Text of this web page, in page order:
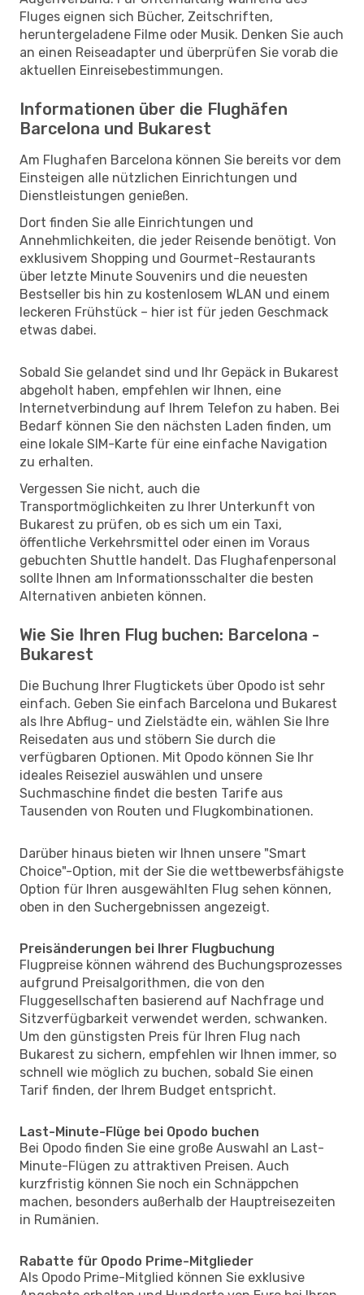
Fluges eignen sich Bücher, Zeitschriften,
heruntergeladene Filme oder Musik. Denken Sie auch
an einen Reiseadapter und überprüfen Sie vorab die
aktuellen Einreisebestimmungen.
Informationen über die Flughäfen
Barcelona und Bukarest
Am Flughafen Barcelona können Sie bereits vor dem
Einsteigen alle nützlichen Einrichtungen und
Dienstleistungen genießen.
Dort finden Sie alle Einrichtungen und
Annehmlichkeiten, die jeder Reisende benötigt. Von
exklusivem Shopping und Gourmet-Restaurants
über letzte Minute Souvenirs und die neuesten
Bestseller bis hin zu kostenlosem WLAN und einem
leckeren Frühstück – hier ist für jeden Geschmack
etwas dabei.
Sobald Sie gelandet sind und Ihr Gepäck in Bukarest
abgeholt haben, empfehlen wir Ihnen, eine
Internetverbindung auf Ihrem Telefon zu haben. Bei
Bedarf können Sie den nächsten Laden finden, um
eine lokale SIM-Karte für eine einfache Navigation
zu erhalten.
Vergessen Sie nicht, auch die
Transportmöglichkeiten zu Ihrer Unterkunft von
Bukarest zu prüfen, ob es sich um ein Taxi,
öffentliche Verkehrsmittel oder einen im Voraus
gebuchten Shuttle handelt. Das Flughafenpersonal
sollte Ihnen am Informationsschalter die besten
Alternativen anbieten können.
Wie Sie Ihren Flug buchen: Barcelona -
Bukarest
Die Buchung Ihrer Flugtickets über Opodo ist sehr
einfach. Geben Sie einfach Barcelona und Bukarest
als Ihre Abflug- und Zielstädte ein, wählen Sie Ihre
Reisedaten aus und stöbern Sie durch die
verfügbaren Optionen. Mit Opodo können Sie Ihr
ideales Reiseziel auswählen und unsere
Suchmaschine findet die besten Tarife aus
Tausenden von Routen und Flugkombinationen.
Darüber hinaus bieten wir Ihnen unsere "Smart
Choice"-Option, mit der Sie die wettbewerbsfähigste
Option für Ihren ausgewählten Flug sehen können,
oben in den Suchergebnissen angezeigt.
Preisänderungen bei Ihrer Flugbuchung
Flugpreise können während des Buchungsprozesses
aufgrund Preisalgorithmen, die von den
Fluggesellschaften basierend auf Nachfrage und
Sitzverfügbarkeit verwendet werden, schwanken.
Um den günstigsten Preis für Ihren Flug nach
Bukarest zu sichern, empfehlen wir Ihnen immer, so
schnell wie möglich zu buchen, sobald Sie einen
Tarif finden, der Ihrem Budget entspricht.
Last-Minute-Flüge bei Opodo buchen
Bei Opodo finden Sie eine große Auswahl an Last-
Minute-Flügen zu attraktiven Preisen. Auch
kurzfristig können Sie noch ein Schnäppchen
machen, besonders außerhalb der Hauptreisezeiten
in Rumänien.
Rabatte für Opodo Prime-Mitglieder
Als Opodo Prime-Mitglied können Sie exklusive